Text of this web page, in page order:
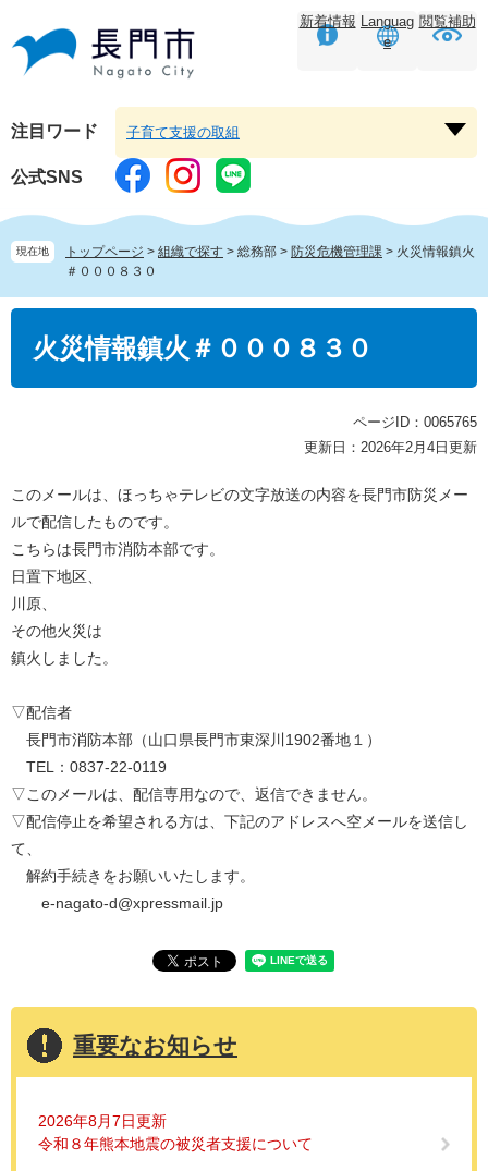
頭
す。
飛
し
本
文
へ
新着情報 Languag
e
閲覧補助
注目ワード
ー
を
く
子育て支援の取組
公式SNS
現在地 トップページ > 組織で探す > 総務部 > 防災危機管理課 > 火災情報鎮火
＃０００８３０
火災情報鎮火＃０００８３０
ページID：0065765
更新日：2026年2月4日更新
このメールは、ほっちゃテレビの文字放送の内容を長門市防災メー
ルで配信したものです。
こちらは長門市消防本部です。
日置下地区、
川原、
その他火災は
鎮火しました。
▽配信者
長門市消防本部（山口県長門市東深川1902番地１）
TEL：0837-22-0119
▽このメールは、配信専用なので、返信できません。
▽配信停止を希望される方は、下記のアドレスへ空メールを送信し
て、
解約手続きをお願いいたします。
e-nagato-d@xpressmail.jp
重要なお知らせ
2026年8月7日更新
令和８年熊本地震の被災者支援について